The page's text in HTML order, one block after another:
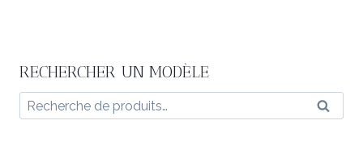
RECHERCHER UN MODÈLE
Recherche
pour :